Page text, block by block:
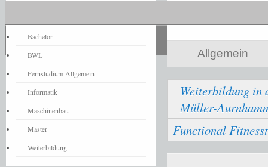
Allgemein
Weiterbildung in
Müller-
Functional
Bachelor
BWL
Fernstudium Allgemein
Informatik
Maschinenbau
Master
Weiterbildung